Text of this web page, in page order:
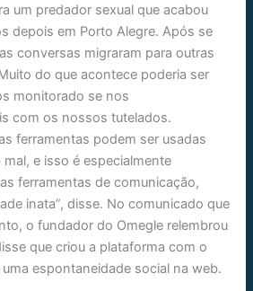
um predador sexual que acabou
depois em Porto Alegre. Após se
conversas migraram para outras
do que acontece poderia ser
monitorado se nos
com os nossos tutelados.
ferramentas podem ser usadas
e isso é especialmente
ferramentas de comunicação,
inata”, disse. No comunicado que
o fundador do Omegle relembrou
que criou a plataforma com o
espontaneidade social na web.